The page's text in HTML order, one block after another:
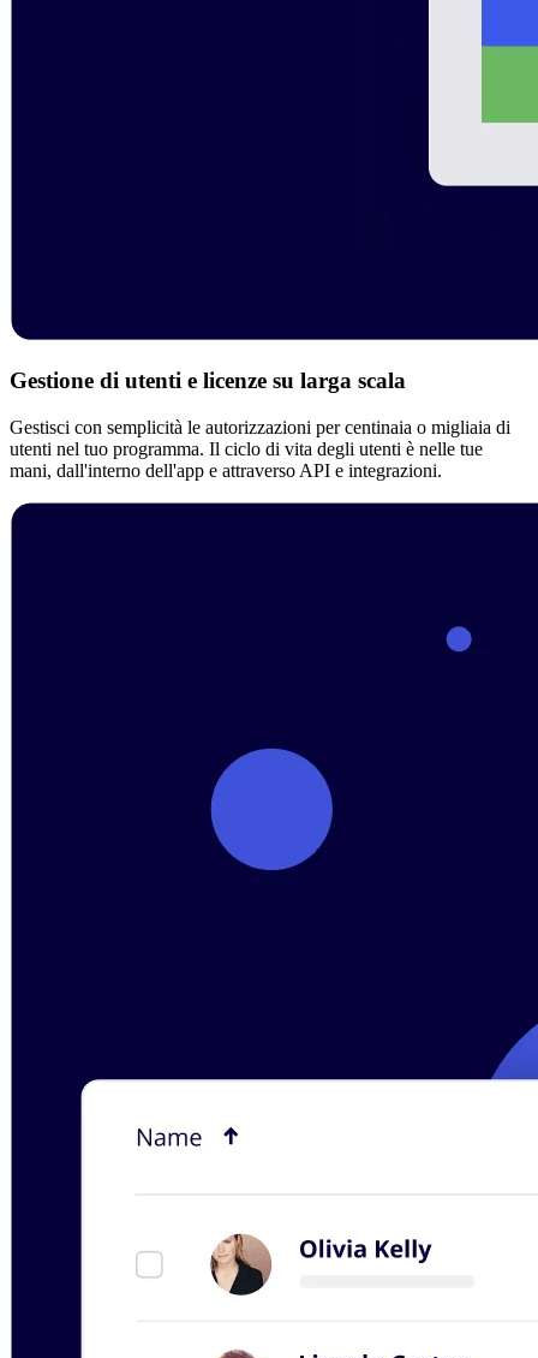
Gestione di utenti e licenze su larga scala
Gestisci con semplicità le autorizzazioni per centinaia o migliaia di
utenti nel tuo programma. Il ciclo di vita degli utenti è nelle tue
mani, dall'interno dell'app e attraverso API e integrazioni.